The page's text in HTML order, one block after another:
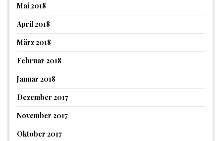
Mai 2018
April 2018
März 2018
Februar 2018
Januar 2018
Dezember 2017
November 2017
Oktober 2017